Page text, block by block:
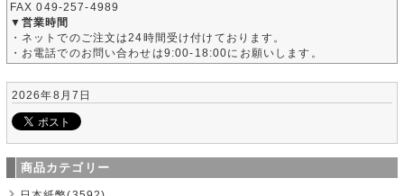
FAX 049-257-4989
▼営業時間
・ネットでのご注文は24時間受け付けております。
・お電話でのお問い合わせは9:00-18:00にお願いします。
2026年8月7日
商品カテゴリー